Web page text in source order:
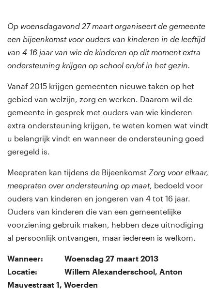
Op woensdagavond 27 maart organiseert de gemeente
een bijeenkomst voor ouders van kinderen in de leeftijd
van 4-16 jaar van wie de kinderen op dit moment extra
ondersteuning krijgen op school en/of in het gezin.
Vanaf 2015 krijgen gemeenten nieuwe taken op het
gebied van welzijn, zorg en werken. Daarom wil de
gemeente in gesprek met ouders van wie kinderen
extra ondersteuning krijgen, te weten komen wat vindt
u belangrijk vindt en wanneer de ondersteuning goed
geregeld is.
Meepraten kan tijdens de Bijeenkomst Zorg voor elkaar,
meepraten over ondersteuning op maat, bedoeld voor
ouders van kinderen en jongeren van 4 tot 16 jaar.
Ouders van kinderen die van een gemeentelijke
voorziening gebruik maken, hebben deze uitnodiging
al persoonlijk ontvangen, maar iedereen is welkom.
Wanneer: Woensdag 27 maart 2013
Locatie: Willem Alexanderschool, Anton
Mauvestraat 1, Woerden